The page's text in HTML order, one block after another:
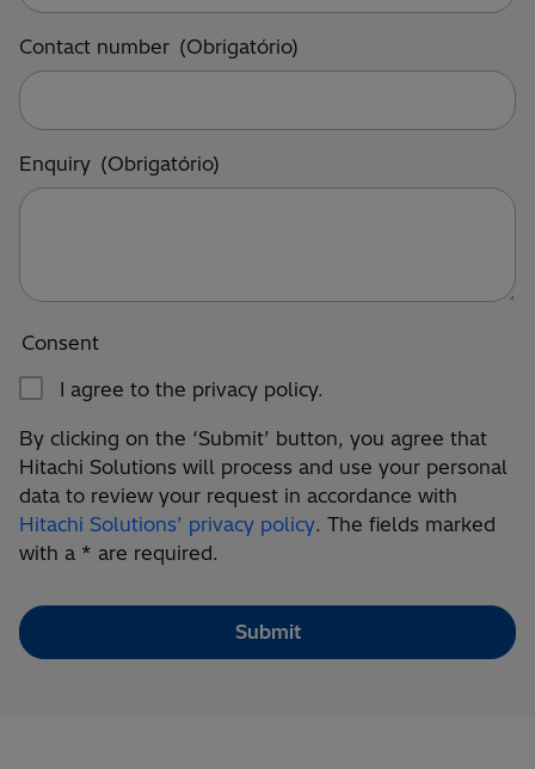
Contact number (Obrigatório)
Enquiry (Obrigatório)
Consent
I agree to the privacy policy.
By clicking on the ‘Submit’ button, you agree that
Hitachi Solutions will process and use your personal
data to review your request in accordance with
Hitachi Solutions’ privacy policy. The fields marked
with a * are required.